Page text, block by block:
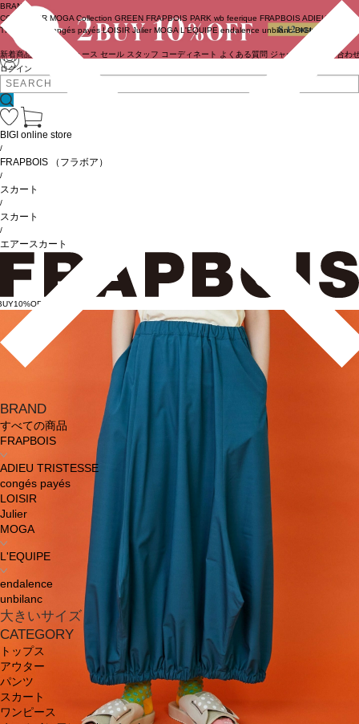
ログイン
BRAND
COUTURIER MOGA Collection GREEN FRAPBOIS PARK wb feerique FRAPBOIS ADIEU
TRISTESSE
congés payés LOISIR Julier MOGA L'EQUIPE endalence unbilanc BIGI online store
新着商品 ニュース セール スタッフ コーディネート よくある質問 ジャーナル お問い合わ
BRAND
すべての商品
FRAPBOIS
ADIEU TRISTESSE
congés payés
LOISIR
Julier
MOGA
L'EQUIPE
endalence
unbilanc
大きいサイズ
CATEGORY
トップス
アウター
パンツ
スカート
ワンピース
BIGI online store
/
FRAPBOIS （フラボア）
/
スカート
/
スカート
/
エアースカート